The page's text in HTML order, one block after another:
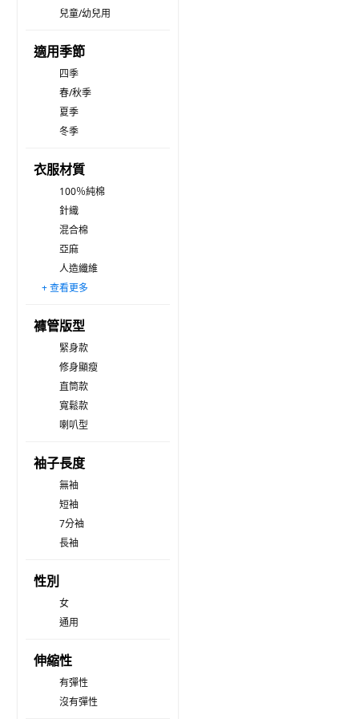
兒童/幼兒用
適用季節
四季
春/秋季
夏季
冬季
衣服材質
100％純棉
針織
混合棉
亞麻
人造纖維
聚酯纖維/尼龍
羊毛織品
人造皮革(合成皮)
人造皮草
其他合成纖維
絨毛
彈性纖維
壓克力纖維
喀什米羊毛
+ 查看更多
褲管版型
緊身款
修身顯瘦
直筒款
寬鬆款
喇叭型
袖子長度
無袖
短袖
7分袖
長袖
性別
女
通用
伸縮性
有彈性
沒有彈性